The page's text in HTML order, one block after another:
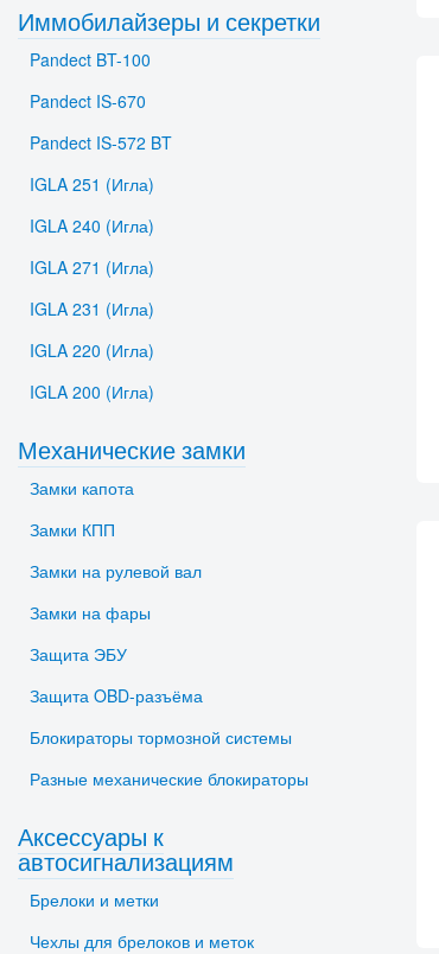
Иммобилайзеры и секретки
Pandect BT-100
Pandect IS-670
Pandect IS-572 BT
IGLA 251 (Игла)
IGLA 240 (Игла)
IGLA 271 (Игла)
IGLA 231 (Игла)
IGLA 220 (Игла)
IGLA 200 (Игла)
Механические замки
Замки капота
Замки КПП
Замки на рулевой вал
Замки на фары
Защита ЭБУ
Защита OBD-разъёма
Блокираторы тормозной системы
Разные механические блокираторы
Аксессуары к
автосигнализациям
Брелоки и метки
Чехлы для брелоков и меток